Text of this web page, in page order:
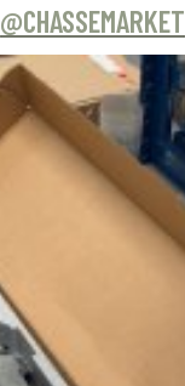
@CHASSEMARKET